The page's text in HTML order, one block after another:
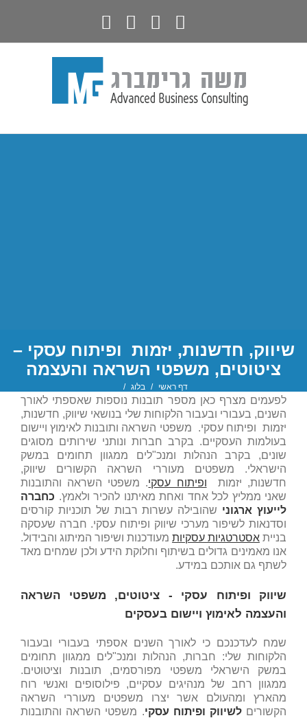
שיווק, חדשנות, יזמות ופיתוח עסקי –
ציטוטים, משפטי השראה והעצמה
דף ראשי / בלוג
/
טרנספורמציה דיגיטלית,ייעוץ עסקי, יעוץ אסטרטגי ,יעוץ ארגוני,משבר - הבראה -
צמיחה,פיתוח מנהלים, פיתוח עסקי ,ציטוטים, משפטי השראה והעצמה
לפעמים מצרף כאן מספר תובנות נוספות שאספתי לאורך
השנים, בעבורי ובעבור הלקוחות שלי בנושאי שיווק, חדשנות,
יזמות ופיתוח עסקי. משפטי השראה ותובנות לאימוץ ויישום
בעולמות העסקיים. בקרב חברות ונותני שירותים מסוגים
שונים, בקרב הנהלות ומנכ"לים ממגוון תחומים במשק
הישראלי. משפטים מעוררי השראה הקשורים שיווק,
חדשנות, יזמות ופיתוח עסקי. משפטי השראה והתובנות
שאני ממליץ לכל אחד ואחת מאיתנו להכיר ולאמץ. כחברה
לייעוץ ארגוני שהובילה עשרות רבות של תוכניות קורסים
וסדנאות לשיפור מערכי שיווק ופיתוח עסקי. חברה שעסקה
בניית אסטרטגיות עסקיות מעודכנות ושיפור המיתוג והבידול.
אנו מאמינים גדולים בשיתוף וחלוקת הידע ולכן שמחים מאד
לשתף גם אותכם במידע.
שיווק ופיתוח עסקי - ציטוטים, משפטי השראה
והעצמה לאימוץ ויישום בעסקים
שמח לעדכנכם כי לאורך השנים אספתי בעבורי ובעבור
הלקוחות שלי: חברות, הנהלות ומנכ"לים ממגוון תחומים
במשק הישראלי משפטי מפורסמים, תובנות וציטוטים.
ממגוון רחב של מנהיגים עסקיים, פילוסופים ואנשי רוח
מהארץ ומהעולם אשר יצרו משפטים מעוררי השראה
הקשוריםלשיווק ופיתוח עסקי. משפטי השראה והתובנות